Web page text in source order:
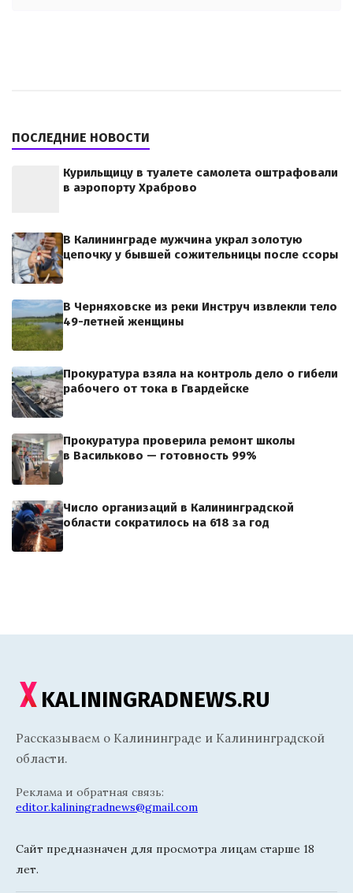
ПОСЛЕДНИЕ НОВОСТИ
Курильщицу в туалете самолета оштрафовали
в аэропорту Храброво
В Калининграде мужчина украл золотую
цепочку у бывшей сожительницы после ссоры
В Черняховске из реки Инструч извлекли тело
49-летней женщины
Прокуратура взяла на контроль дело о гибели
рабочего от тока в Гвардейске
Прокуратура проверила ремонт школы
в Васильково — готовность 99%
Число организаций в Калининградской
области сократилось на 618 за год
KALININGRADNEWS.RU
Рассказываем о Калининграде и Калининградской
области.
Реклама и обратная связь:
editor.kaliningradnews@gmail.com
Сайт предназначен для просмотра лицам старше 18
лет.